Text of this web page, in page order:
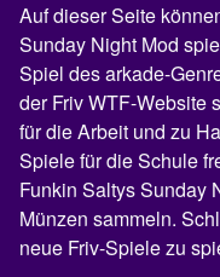
Auf dieser Seite
Sunday Night Mod
Spiel des arkade-
der Friv WTF-Website
für die Arbeit und zu
Spiele für die Schule
Funkin Saltys Sunday
Münzen sammeln.
neue Friv-Spiele zu